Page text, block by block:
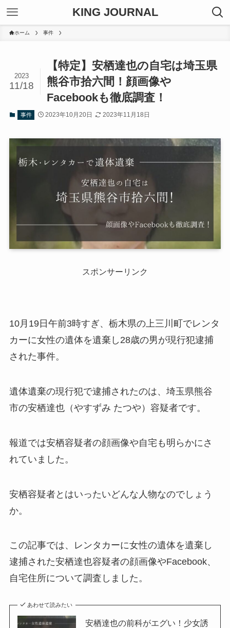
KING JOURNAL
ホーム 事件
【特定】安栖達也の自宅は埼玉県
熊谷市拾六間！顔画像や
Facebookも徹底調査！
2023
11/18
事件 2023年10月20日 2023年11月18日
スポンサーリンク
10月19日午前3時すぎ、栃木県の上三川町でレンタ
カーに女性の遺体を遺棄し28歳の男が現行犯逮捕
された事件。
遺体遺棄の現行犯で逮捕されたのは、埼玉県熊谷
市の安栖達也（やすずみ たつや）容疑者です。
報道では安栖容疑者の顔画像や自宅も明らかにさ
れていました。
安栖容疑者とはいったいどんな人物なのでしょう
か。
この記事では、レンタカーに女性の遺体を遺棄し
逮捕された安栖達也容疑者の顔画像やFacebook、
自宅住所について調査しました。
あわせて読みたい
安栖達也の前科がエグい！少女誘